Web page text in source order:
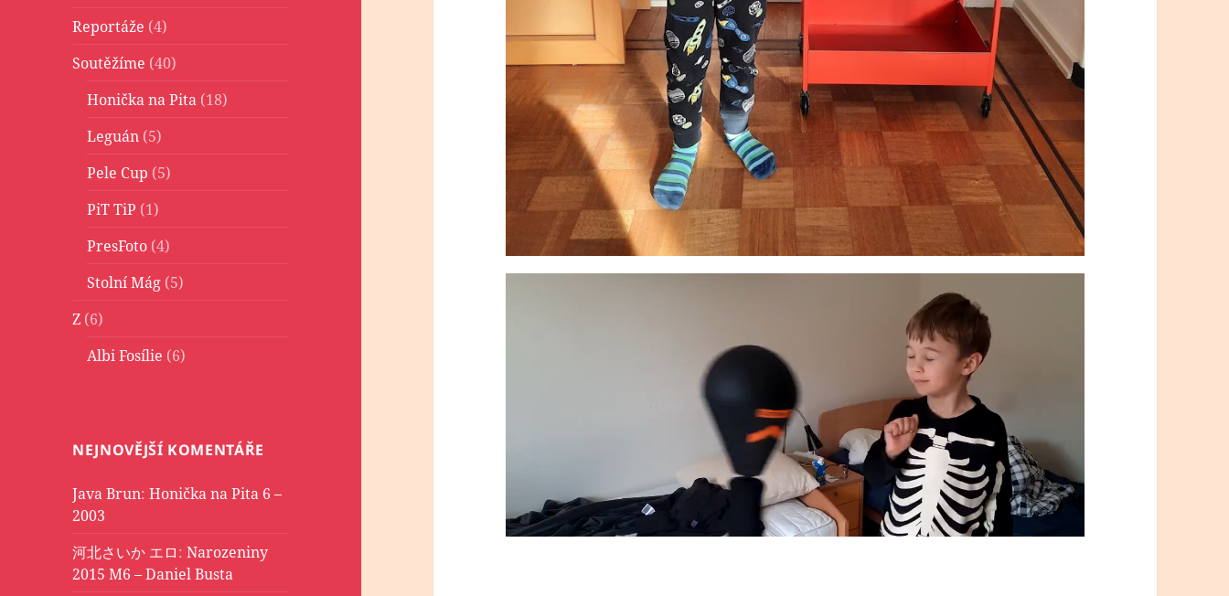
Reportáže (4)
Soutěžíme (40)
Honička na Pita (18)
Leguán (5)
Pele Cup (5)
PiT TiP (1)
PresFoto (4)
Stolní Mág (5)
Z (6)
Albi Fosílie (6)
NEJNOVĚJŠÍ KOMENTÁŘE
Java Brun:Honička na Pita 6 –
2003
河北さいか エロ:Narozeniny
2015 M6 – Daniel Busta